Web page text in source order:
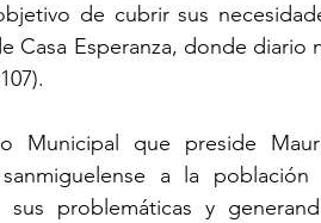
de cubrir sus
Casa Esperanza, donde diario
Municipal que preside
a la población
problemáticas y